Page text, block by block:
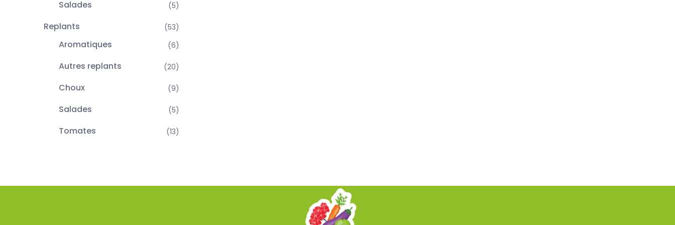
Salades (5)
Replants (53)
Aromatiques (6)
Autres replants (20)
Choux (9)
Salades (5)
Tomates (13)